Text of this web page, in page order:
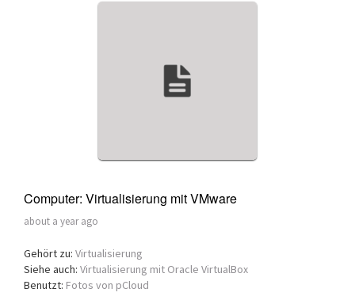
Computer: Virtualisierung mit VMware
about a year ago
Gehört zu: Virtualisierung
Siehe auch: Virtualisierung mit Oracle VirtualBox
Benutzt: Fotos von pCloud